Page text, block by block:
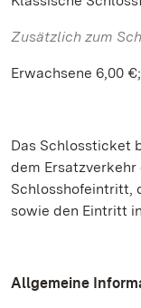
Zusätzlich zum
Erwachsene 6,00
Das Schlossticket
dem
Schlosshofeintritt,
sowie den Eintritt
Allgemeine